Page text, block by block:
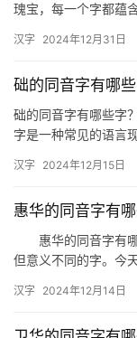
瑰宝，每一个字都蕴
汉字 2024年12月31日
础的同音字有哪
础的同音字有哪些
字是一种常见的语言
中…
汉字 2024年12月15日
惠华的同音字有
惠华的同音字有
但意义不同的字。今
汉字 2024年12月14日